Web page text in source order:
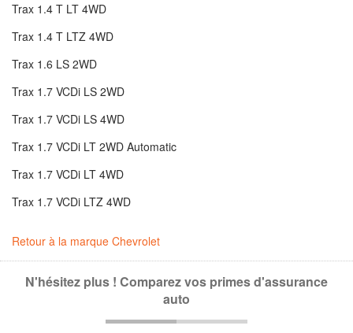
Trax 1.4 T LT 4WD
Trax 1.4 T LTZ 4WD
Trax 1.6 LS 2WD
Trax 1.7 VCDi LS 2WD
Trax 1.7 VCDi LS 4WD
Trax 1.7 VCDi LT 2WD Automatic
Trax 1.7 VCDi LT 4WD
Trax 1.7 VCDi LTZ 4WD
Retour à la marque Chevrolet
N'hésitez plus ! Comparez vos primes d'assurance
auto